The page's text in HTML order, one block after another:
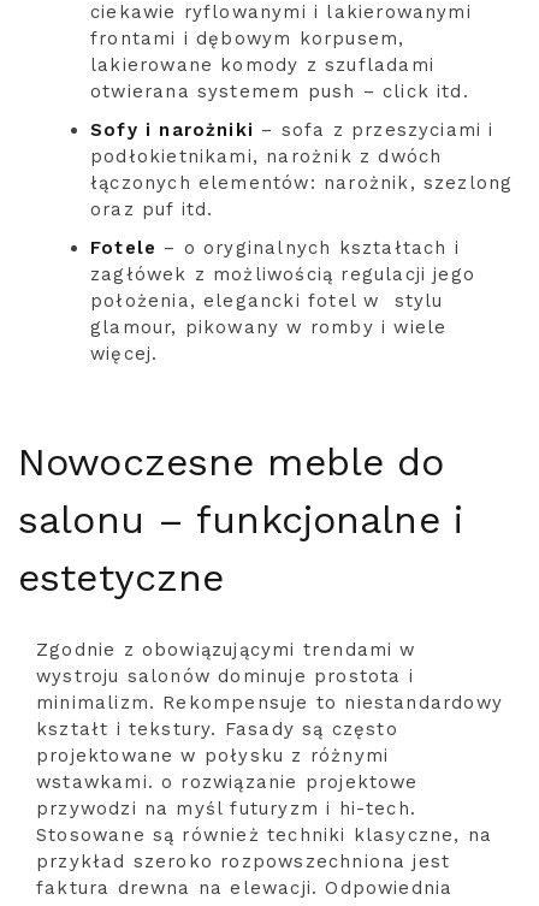
ciekawie ryflowanymi i lakierowanymi
frontami i dębowym korpusem,
lakierowane komody z szufladami
otwierana systemem push – click itd.
Sofy i narożniki – sofa z przeszyciami i
podłokietnikami, narożnik z dwóch
łączonych elementów: narożnik, szezlong
oraz puf itd.
Fotele – o oryginalnych kształtach i
zagłówek z możliwością regulacji jego
położenia, elegancki fotel w stylu
glamour, pikowany w romby i wiele
więcej.
Nowoczesne meble do
salonu – funkcjonalne i
estetyczne
Zgodnie z obowiązującymi trendami w
wystroju salonów dominuje prostota i
minimalizm. Rekompensuje to niestandardowy
kształt i tekstury. Fasady są często
projektowane w połysku z różnymi
wstawkami. o rozwiązanie projektowe
przywodzi na myśl futuryzm i hi-tech.
Stosowane są również techniki klasyczne, na
przykład szeroko rozpowszechniona jest
faktura drewna na elewacji. Odpowiednia